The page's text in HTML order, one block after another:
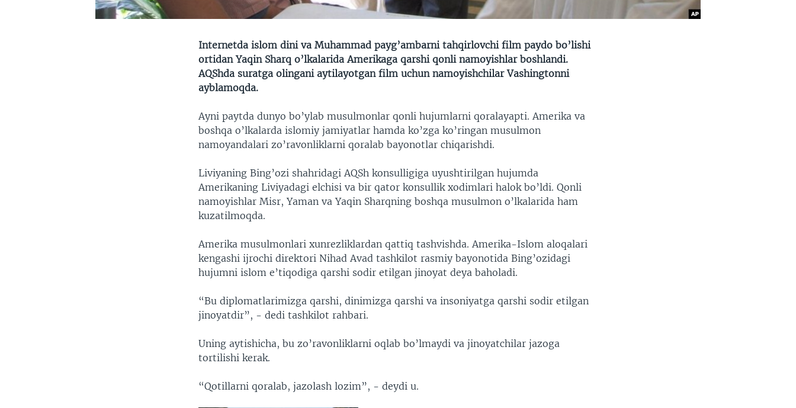
Internetda islom dini va Muhammad payg’ambarni tahqirlovchi film paydo bo’lishi
ortidan Yaqin Sharq o’lkalarida Amerikaga qarshi qonli namoyishlar boshlandi.
AQShda suratga olingani aytilayotgan film uchun namoyishchilar Vashingtonni
ayblamoqda.
Ayni paytda dunyo bo’ylab musulmonlar qonli hujumlarni qoralayapti. Amerika va
boshqa o’lkalarda islomiy jamiyatlar hamda ko’zga ko’ringan musulmon
namoyandalari zo’ravonliklarni qoralab bayonotlar chiqarishdi.
Liviyaning Bing’ozi shahridagi AQSh konsulligiga uyushtirilgan hujumda
Amerikaning Liviyadagi elchisi va bir qator konsullik xodimlari halok bo’ldi. Qonli
namoyishlar Misr, Yaman va Yaqin Sharqning boshqa musulmon o’lkalarida ham
kuzatilmoqda.
Amerika musulmonlari xunrezliklardan qattiq tashvishda. Amerika-Islom aloqalari
kengashi ijrochi direktori Nihad Avad tashkilot rasmiy bayonotida Bing’ozidagi
hujumni islom e’tiqodiga qarshi sodir etilgan jinoyat deya baholadi.
“Bu diplomatlarimizga qarshi, dinimizga qarshi va insoniyatga qarshi sodir etilgan
jinoyatdir”, - dedi tashkilot rahbari.
Uning aytishicha, bu zo’ravonliklarni oqlab bo’lmaydi va jinoyatchilar jazoga
tortilishi kerak.
“Qotillarni qoralab, jazolash lozim”, - deydi u.